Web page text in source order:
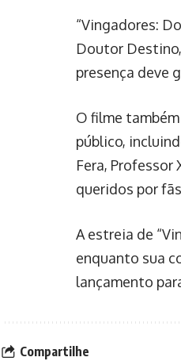
“Vingadores:
Doutor
presença deve
O filme
público,
Fera,
queridos por
A estreia de
enquanto sua
lançamento
Compartilhe